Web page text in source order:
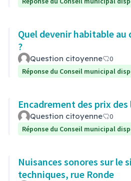
Quel devenir habitable
?
Question citoyenne
0
Réponse du Conseil municipal
Encadrement des prix des
Question citoyenne
0
Réponse du Conseil municipal
Nuisances sonores sur le
techniques, rue Ronde